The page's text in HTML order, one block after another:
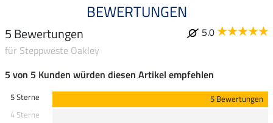
BEWERTUNGEN
5 Bewertungen
5.0
für Steppweste Oakley
5 von 5 Kunden würden diesen Artikel empfehlen
5 Sterne
5 Bewertungen
4 Sterne